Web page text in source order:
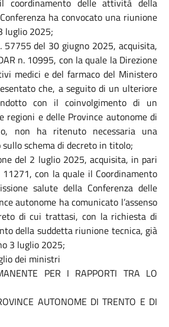
coordinamento delle attività della
ha convocato una riunione
luglio 2025;
57755 del 30 giugno 2025, acquisita,
n. 10995, con la quale la Direzione
medici e del farmaco del Ministero
che, a seguito di un ulteriore
con il coinvolgimento di un
regioni e delle Province autonome di
non ha ritenuto necessaria una
schema di decreto in titolo;
del 2 luglio 2025, acquisita, in pari
con la quale il Coordinamento
salute della Conferenza delle
autonome ha comunicato l’assenso
di cui trattasi, con la richiesta di
della suddetta riunione tecnica, già
3 luglio 2025;
dei ministri
PER I RAPPORTI TRA LO
AUTONOME DI TRENTO E DI